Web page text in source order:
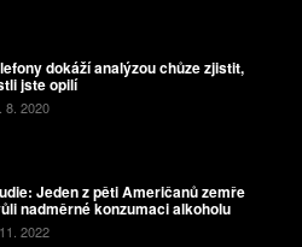
dokáží analýzou chůze zjistit,
jste opilí
8. 2020
Jeden z pěti Američanů zemře
nadměrné konzumaci alkoholu
2022